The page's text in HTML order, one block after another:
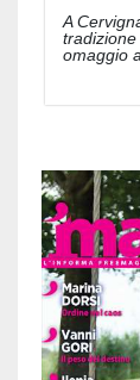
A
omaggio